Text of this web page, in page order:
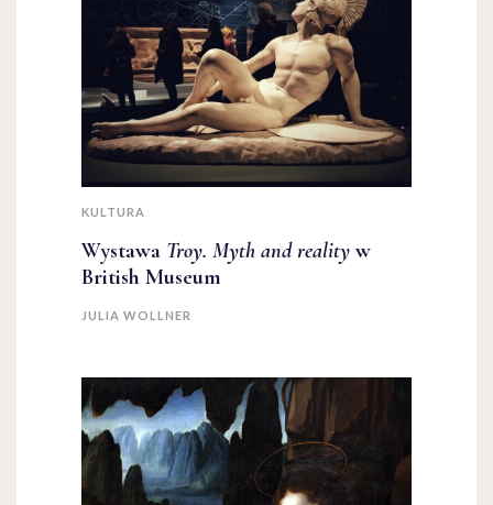
KULTURA
Wystawa Troy. Myth and reality w
British Museum
JULIA WOLLNER